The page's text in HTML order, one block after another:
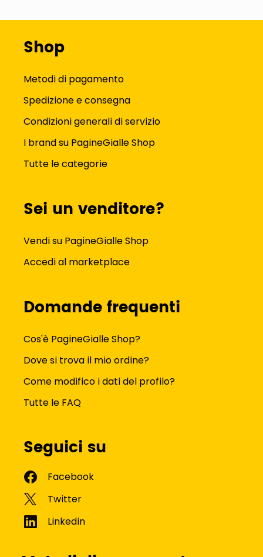
Shop
Metodi di pagamento
Spedizione e consegna
Condizioni generali di servizio
I brand su PagineGialle Shop
Tutte le categorie
Sei un venditore?
Vendi su PagineGialle Shop
Accedi al marketplace
Domande frequenti
Cos'è PagineGialle Shop?
Dove si trova il mio ordine?
Come modifico i dati del profilo?
Tutte le FAQ
Seguici su